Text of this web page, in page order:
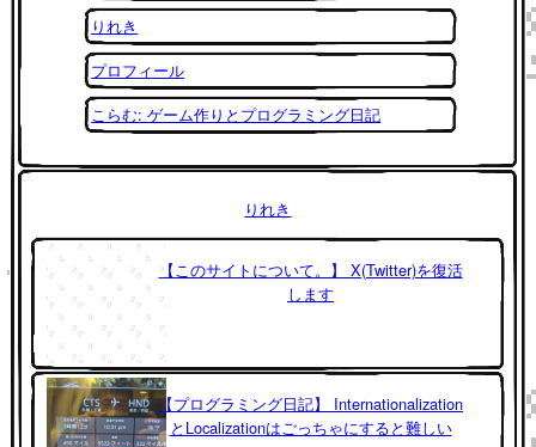
りれき
プロフィール
こらむ: ゲーム作りとプログラミング日記
りれき
【このサイトについて。】 X(Twitter)を復活
します
【プログラミング日記】 Internationalization
とLocalizationはごっちゃにすると難しい